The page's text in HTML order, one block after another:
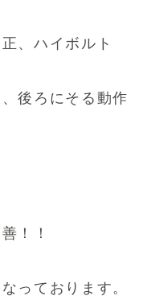
、ハイボルト
後ろにそる動作
！！
っております。